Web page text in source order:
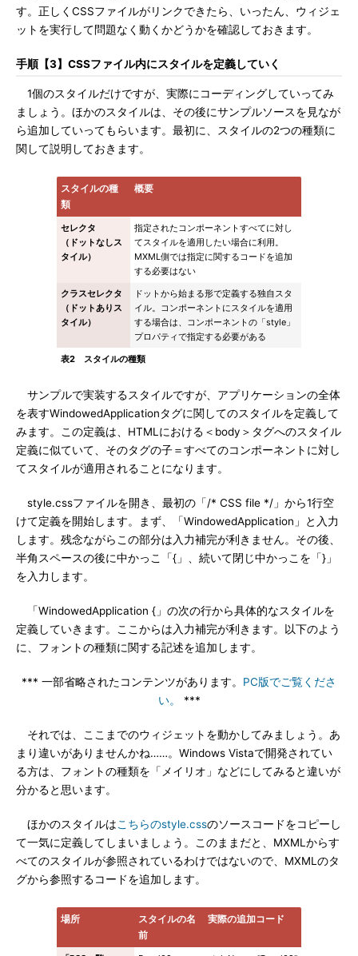
す。正しくCSSファイルがリンクできたら、いったん、ウィジェ
ットを実行して問題なく動くかどうかを確認しておきます。
手順【3】CSSファイル内にスタイルを定義していく
1個のスタイルだけですが、実際にコーディングしていってみ
ましょう。ほかのスタイルは、その後にサンプルソースを見なが
ら追加していってもらいます。最初に、スタイルの2つの種類に
関して説明しておきます。
スタイルの種
類
概要
セレクタ
（ドットなしス
タイル）
指定されたコンポーネントすべてに対し
てスタイルを適用したい場合に利用。
MXML側では指定に関するコードを追加
する必要はない
クラスセレクタ
（ドットありス
タイル）
ドットから始まる形で定義する独自スタ
イル。コンポーネントにスタイルを適用
する場合は、コンポーネントの「style」
プロパティで指定する必要がある
表2 スタイルの種類
サンプルで実装するスタイルですが、アプリケーションの全体
を表すWindowedApplicationタグに関してのスタイルを定義して
みます。この定義は、HTMLにおける＜body＞タグへのスタイル
定義に似ていて、そのタグの子＝すべてのコンポーネントに対し
てスタイルが適用されることになります。
style.cssファイルを開き、最初の「/* CSS file */」から1行空
けて定義を開始します。まず、「WindowedApplication」と入力
します。残念ながらこの部分は入力補完が利きません。その後、
半角スペースの後に中かっこ「{」、続いて閉じ中かっこを「}」
を入力します。
「WindowedApplication {」の次の行から具体的なスタイルを
定義していきます。ここからは入力補完が利きます。以下のよう
に、フォントの種類に関する記述を追加します。
*** 一部省略されたコンテンツがあります。 PC版でご覧くださ
い。
***
それでは、ここまでのウィジェットを動かしてみましょう。あ
まり違いがありませんかね……。Windows Vistaで開発されてい
る方は、フォントの種類を「メイリオ」などにしてみると違いが
分かると思います。
ほかのスタイルはこちらのstyle.cssのソースコードをコピーし
て一気に定義してしまいましょう。このままだと、MXMLからす
べてのスタイルが参照されているわけではないので、MXMLのタ
グから参照するコードを追加します。
場所
スタイルの名
前
実際の追加コード